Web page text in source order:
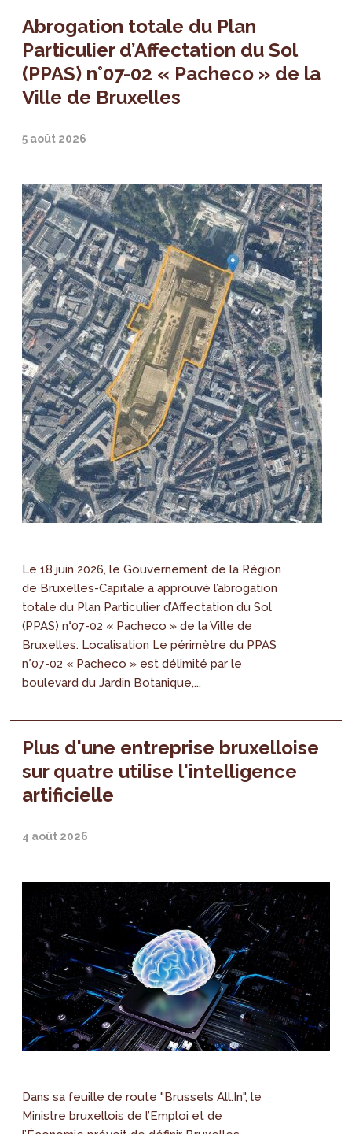
Abrogation totale du Plan
Particulier d’Affectation du Sol
(PPAS) n°07-02 « Pacheco » de la
Ville de Bruxelles
5 août 2026
Le 18 juin 2026, le Gouvernement de la Région
de Bruxelles-Capitale a approuvé l’abrogation
totale du Plan Particulier d’Affectation du Sol
(PPAS) n°07-02 « Pacheco » de la Ville de
Bruxelles. Localisation Le périmètre du PPAS
n°07-02 « Pacheco » est délimité par le
boulevard du Jardin Botanique,...
Plus d'une entreprise bruxelloise
sur quatre utilise l'intelligence
artificielle
4 août 2026
Dans sa feuille de route "Brussels All.In", le
Ministre bruxellois de l’Emploi et de